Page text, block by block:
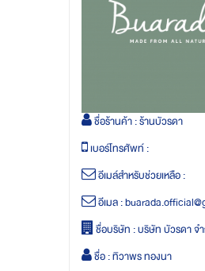
ชื่อร้านค้า :ร้านบัวรดา
เบอร์โทรศัพท์ :
อีเมล์สำหรับช่วยเหลือ :
อีเมล :
ชื่อบริษัท :บริษัท บัวรดา จ
ชื่อ :ทิวาพร ทองนา